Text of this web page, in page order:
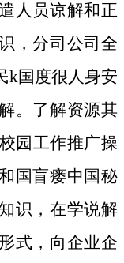
人员谅解和正
，分司公司全
k国度很人身安
。了解资源其
园工作推广操
国盲瘘中国秘
识，在学说解
式，向企业企